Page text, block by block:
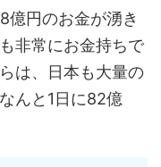
億円のお金が湧き
非常にお金持ちで
は、日本も大量の
んと1日に82億